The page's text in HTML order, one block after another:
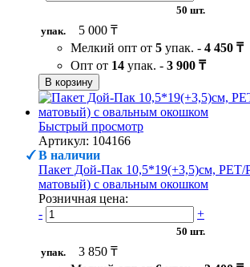
50 шт.
упак.
5 000 ₸
Мелкий опт от 5 упак. - 4 450 ₸
Опт от 14 упак. - 3 900 ₸
В корзину
Быстрый просмотр
Артикул: 104166
В наличии
Пакет Дой-Пак 10,5*19(+3,5)см, PET/
матовый) с овальным окошком
Розничная цена:
-
+
50 шт.
упак.
3 850 ₸